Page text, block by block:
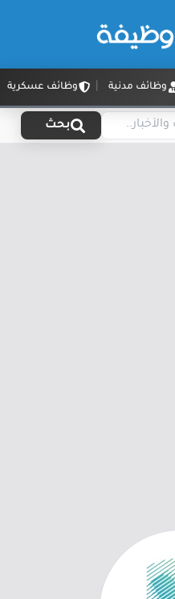
وظائف مدنية وظائف عسكرية
بحث